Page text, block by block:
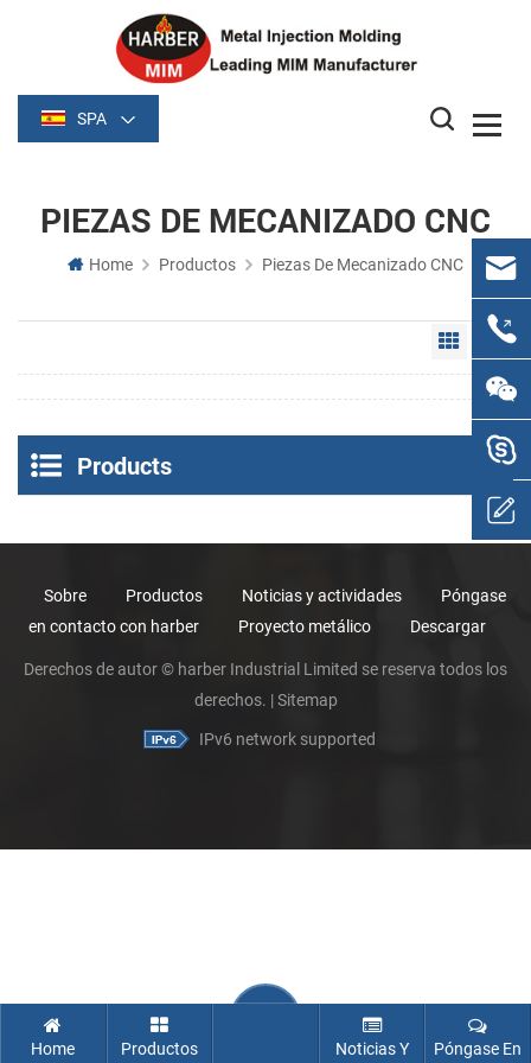
SPA
PIEZAS DE MECANIZADO CNC
Home Productos Piezas De Mecanizado CNC
Grid
Products
Sobre Productos Noticias y actividades
Póngase
en contacto con harber
Proyecto metálico Descargar
Derechos de autor © harber Industrial Limited se reserva todos los
derechos. |Sitemap
IPv6 network supported
Home Productos Noticias Y Póngase En